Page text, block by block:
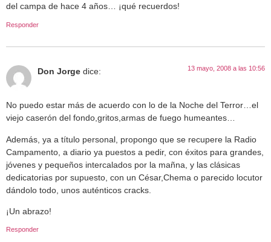
del campa de hace 4 años… ¡qué recuerdos!
Responder
Don Jorge dice: 13 mayo, 2008 a las 10:56
No puedo estar más de acuerdo con lo de la Noche del Terror…el
viejo caserón del fondo,gritos,armas de fuego humeantes…
Además, ya a título personal, propongo que se recupere la Radio
Campamento, a diario ya puestos a pedir, con éxitos para grandes,
jóvenes y pequeños intercalados por la mañna, y las clásicas
dedicatorias por supuesto, con un César,Chema o parecido locutor
dándolo todo, unos auténticos cracks.
¡Un abrazo!
Responder